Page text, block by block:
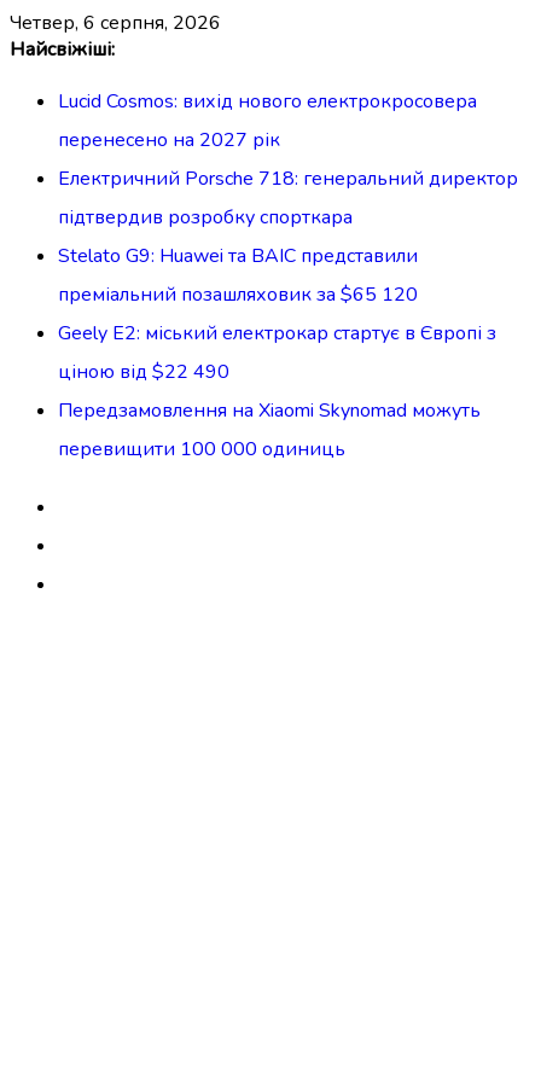
Перейти
вмісту
четвер, 6 серпня, 2026
Найсвіжіші:
Lucid Cosmos: вихід нового електрокросовера
перенесено на 2027 рік
Електричний Porsche 718: генеральний директор
підтвердив розробку спорткара
Stelato G9: Huawei та BAIC представили
преміальний позашляховик за $65 120
Geely E2: міський електрокар стартує в Європі з
ціною від $22 490
Передзамовлення на Xiaomi Skynomad можуть
перевищити 100 000 одиниць